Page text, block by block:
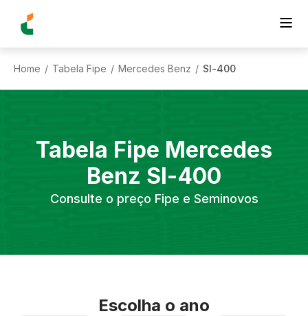
Home / Tabela Fipe / Mercedes Benz / Sl-400
Tabela Fipe Mercedes
Benz Sl-400
Consulte o preço Fipe e Seminovos
Escolha o ano